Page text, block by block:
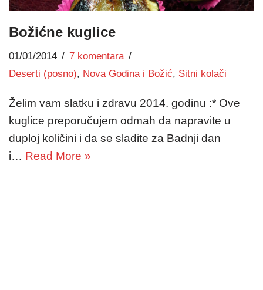
Božićne kuglice
01/01/2014
7 komentara
Deserti (posno), Nova Godina i Božić, Sitni kolači
Želim vam slatku i zdravu 2014. godinu :* Ove
kuglice preporučujem odmah da napravite u
duploj količini i da se sladite za Badnji dan
i… Read More »